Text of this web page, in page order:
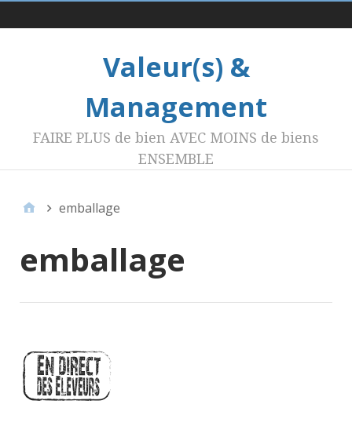
Menu 1
Valeur(s) &
Management
FAIRE PLUS de bien AVEC MOINS de biens
ENSEMBLE
emballage
emballage